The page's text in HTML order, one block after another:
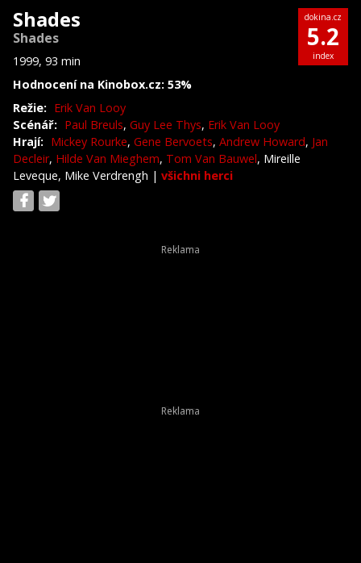
Shades
Shades
1999, 93 min
Hodnocení na Kinobox.cz: 53%
dokina.cz
5.2
index
Režie: Erik Van Looy
Scénář: Paul Breuls, Guy Lee Thys, Erik Van Looy
Hrají: Mickey Rourke, Gene Bervoets, Andrew Howard, Jan
Decleir, Hilde Van Mieghem, Tom Van Bauwel, Mireille
Leveque, Mike Verdrengh | všichni herci